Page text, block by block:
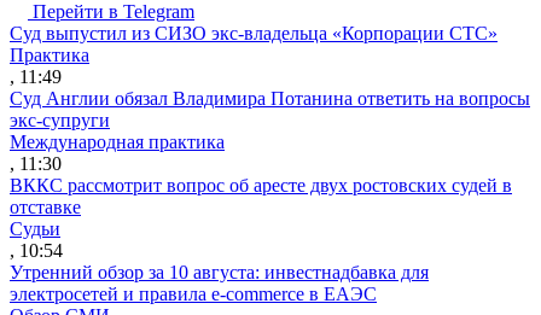
Перейти в Telegram
Суд выпустил из СИЗО экс-владельца «Корпорации СТС»
Практика
, 11:49
Суд Англии обязал Владимира Потанина ответить на вопросы
экс-супруги
Международная практика
, 11:30
ВККС рассмотрит вопрос об аресте двух ростовских судей в
отставке
Судьи
, 10:54
Утренний обзор за 10 августа: инвестнадбавка для
электросетей и правила e-commerce в ЕАЭС